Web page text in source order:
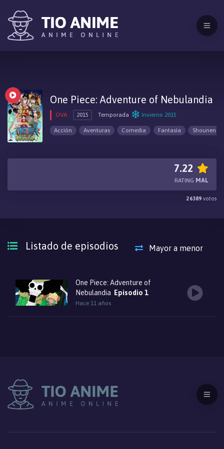
One Piece: Adventure of Nebulandia
OVA 2015 Temporada Invierno 2015
Acción Aventuras Comedia Fantasía Shounen
7.22
RATING MAL
26389 votos
Listado de episodios Mayor a menor
One Piece: Adventure of
Nebulandia
Episodio 1
Hace 11 años